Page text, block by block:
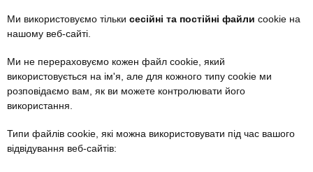
Ми використовуємо тільки сесійні та постійні файли cookie на
нашому веб-сайті.
Ми не перераховуємо кожен файл cookie, який
використовується на ім'я, але для кожного типу cookie ми
розповідаємо вам, як ви можете контролювати його
використання.
Типи файлів cookie, які можна використовувати під час вашого
відвідування веб-сайтів: